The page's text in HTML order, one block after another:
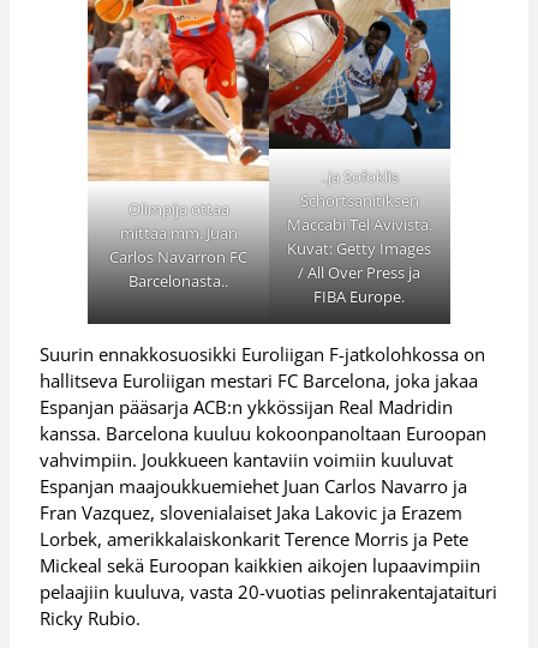
Olimpija ottaa
mittaa mm. Juan
Carlos Navarron FC
Barcelonasta..
..ja Sofoklis
Schortsanitiksen
Maccabi Tel Avivista.
Kuvat: Getty Images
/ All Over Press ja
FIBA Europe.
Suurin ennakkosuosikki Euroliigan F-jatkolohkossa on
hallitseva Euroliigan mestari FC Barcelona, joka jakaa
Espanjan pääsarja ACB:n ykkössijan Real Madridin
kanssa. Barcelona kuuluu kokoonpanoltaan Euroopan
vahvimpiin. Joukkueen kantaviin voimiin kuuluvat
Espanjan maajoukkuemiehet Juan Carlos Navarro ja
Fran Vazquez, slovenialaiset Jaka Lakovic ja Erazem
Lorbek, amerikkalaiskonkarit Terence Morris ja Pete
Mickeal sekä Euroopan kaikkien aikojen lupaavimpiin
pelaajiin kuuluva, vasta 20-vuotias pelinrakentajataituri
Ricky Rubio.